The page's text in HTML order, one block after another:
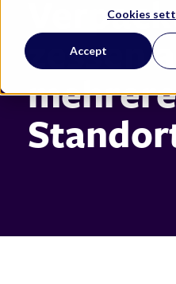
Cookies
Accept
zessen an